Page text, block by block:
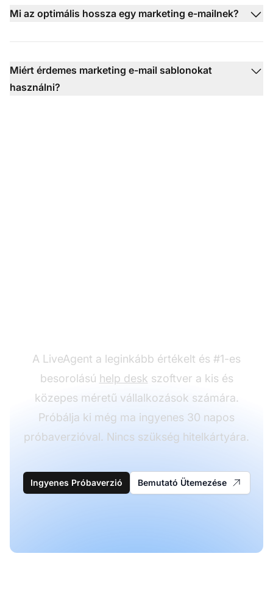
Mi az optimális hossza egy marketing e-mailnek?
Miért érdemes marketing e-mail sablonokat
használni?
A LiveAgent a leginkább értékelt és #1-es
besorolású help desk szoftver a kis és
közepes méretű vállalkozások számára.
Próbálja ki még ma ingyenes 30 napos
próbaverzióval. Nincs szükség hitelkártyára.
Ingyenes Próbaverzió Bemutató Ütemezése